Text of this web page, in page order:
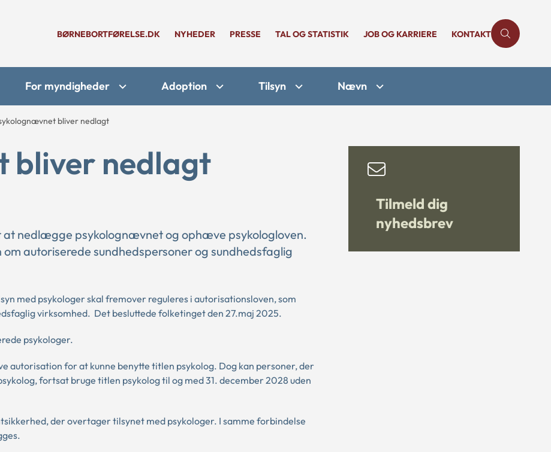
BØRNEBORTFØRELSE.DK NYHEDER PRESSE TAL OG STATISTIK JOB OG KARRIERE KONTAKT
For myndigheder Adoption Tilsyn Nævn
bliver nedlagt
bliver nedlagt
at nedlægge psykolognævnet og ophæve psykologloven.
autoriserede sundhedspersoner og sundhedsfaglig
med psykologer skal fremover reguleres i autorisationsloven, som
virksomhed. Det besluttede folketinget den 27.maj 2025.
psykologer.
autorisation for at kunne benytte titlen psykolog. Dog kan personer, der
fortsat bruge titlen psykolog til og med 31. december 2028 uden
der overtager tilsynet med psykologer. I samme forbindelse
Tilmeld dig
nyhedsbrev